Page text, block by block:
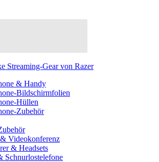
Streaming-Gear von Razer
& Handy
Bildschirmfolien
Hüllen
Zubehör
Videokonferenz
& Headsets
Schnurlostelefone